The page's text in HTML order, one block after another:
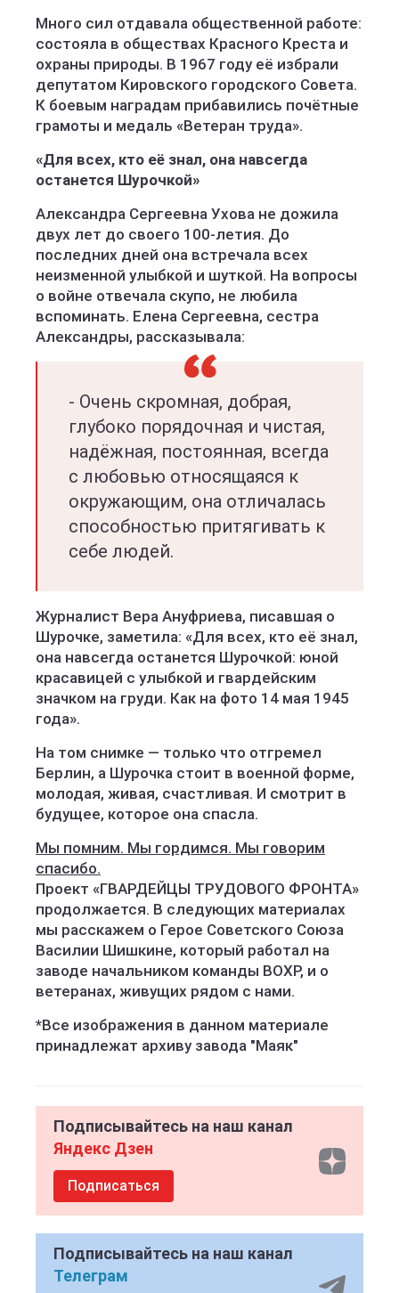
Много сил отдавала общественной работе:
состояла в обществах Красного Креста и
охраны природы. В 1967 году её избрали
депутатом Кировского городского Совета.
К боевым наградам прибавились почётные
грамоты и медаль «Ветеран труда».
«Для всех, кто её знал, она навсегда
останется Шурочкой»
Александра Сергеевна Ухова не дожила
двух лет до своего 100-летия. До
последних дней она встречала всех
неизменной улыбкой и шуткой. На вопросы
о войне отвечала скупо, не любила
вспоминать. Елена Сергеевна, сестра
Александры, рассказывала:
- Очень скромная, добрая,
глубоко порядочная и чистая,
надёжная, постоянная, всегда
с любовью относящаяся к
окружающим, она отличалась
способностью притягивать к
себе людей.
Журналист Вера Ануфриева, писавшая о
Шурочке, заметила: «Для всех, кто её знал,
она навсегда останется Шурочкой: юной
красавицей с улыбкой и гвардейским
значком на груди. Как на фото 14 мая 1945
года».
На том снимке — только что отгремел
Берлин, а Шурочка стоит в военной форме,
молодая, живая, счастливая. И смотрит в
будущее, которое она спасла.
Мы помним. Мы гордимся. Мы говорим
спасибо.
Проект «ГВАРДЕЙЦЫ ТРУДОВОГО ФРОНТА»
продолжается. В следующих материалах
мы расскажем о Герое Советского Союза
Василии Шишкине, который работал на
заводе начальником команды ВОХР, и о
ветеранах, живущих рядом с нами.
*Все изображения в данном материале
принадлежат архиву завода "Маяк"
Подписывайтесь на наш канал
Яндекс Дзен
Подписаться
Подписывайтесь на наш канал
Телеграм